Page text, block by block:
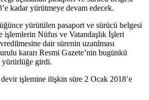
kadar yürütmeye devam edecek.
yürütülen pasaport ve sürücü belgesi
Nüfus ve Vatandaşlık İşleri
dair sürenin uzatılması
kararı Resmi Gazete’nin bugünkü
yürürlüğe girdi.
işlemine ilişkin süre 2 Ocak 2018’e